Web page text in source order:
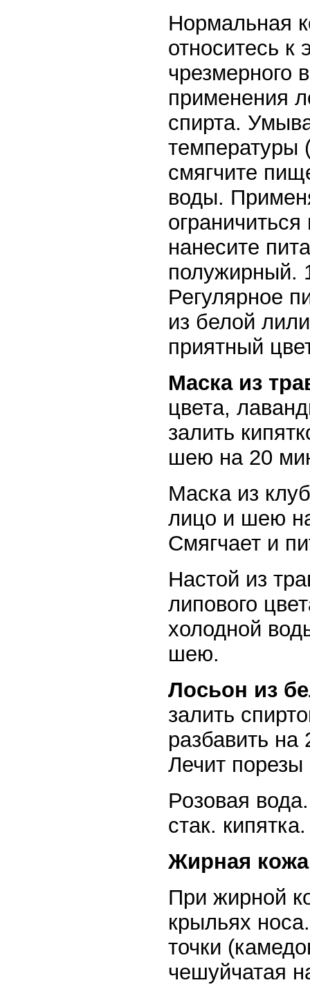
Нормальная
относитесь к
чрезмерного
применения
спирта.
температуры
смягчите
воды.
нанесите
полужирный.
Регулярное
из белой
приятный
Маска из
цвета,
залить
шею на 20
Маска из
лицо и шею
Смягчает и
Настой из
липового
холодной
шею.
Лосьон из
залить
разбавить
Лечит
Розовая
стак.
Жирная кожа
При жирной
крыльях
точки
чешуйчатая